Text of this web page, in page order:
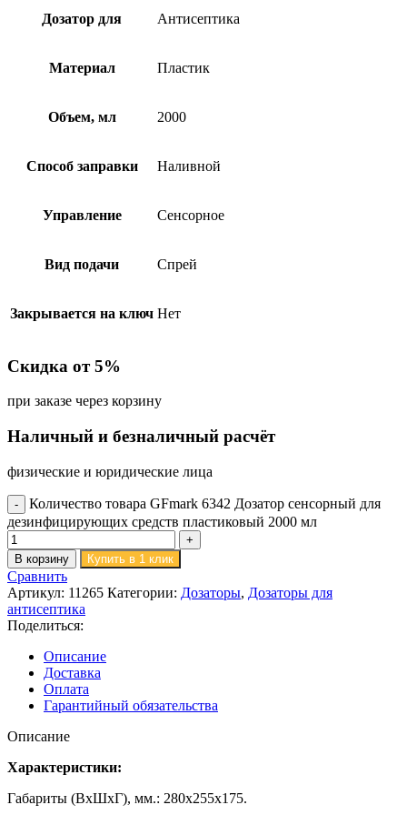
Дозатор для Антисептика
Материал Пластик
Объем, мл 2000
Способ заправки Наливной
Управление Сенсорное
Вид подачи Спрей
Закрывается на ключ Нет
Скидка от 5%
при заказе через корзину
Наличный и безналичный расчёт
физические и юридические лица
Количество товара GFmark 6342 Дозатор сенсорный для
дезинфицирующих средств пластиковый 2000 мл
В корзину Купить в 1 клик
Сравнить
Артикул: 11265 Категории: Дозаторы, Дозаторы для
антисептика
Поделиться:
Описание
Доставка
Оплата
Гарантийный обязательства
Описание
Характеристики:
Габариты (ВхШхГ), мм.: 280х255х175.